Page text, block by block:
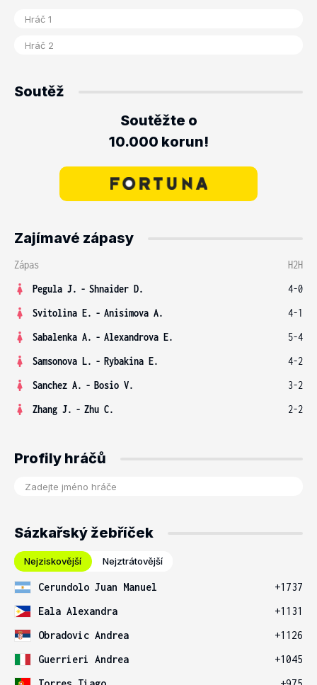
Soutěž
Soutěžte o
10.000 korun!
Zajímavé zápasy
Zápas
H2H
Pegula J. - Shnaider D.
4-0
Svitolina E. - Anisimova A.
4-1
Sabalenka A. - Alexandrova E.
5-4
Samsonova L. - Rybakina E.
4-2
Sanchez A. - Bosio V.
3-2
Zhang J. - Zhu C. 2-2
Profily hráčů
Sázkařský žebříček
Nejziskovější Nejztrátovější
Cerundolo Juan Manuel
+1737
Eala Alexandra
+1131
Obradovic Andrea
+1126
Guerrieri Andrea
+1045